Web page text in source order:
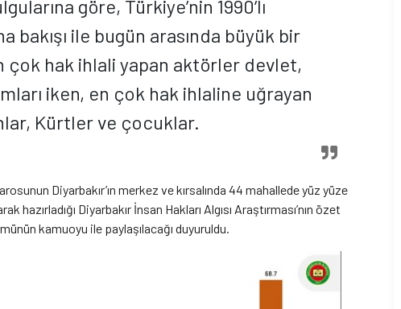
göre, Türkiye’nin 1990’lı
bakışı ile bugün arasında büyük bir
çok hak ihlali yapan aktörler devlet,
iken, en çok hak ihlaline uğrayan
Kürtler ve çocuklar.
Diyarbakır’ın merkez ve kırsalında 44 mahallede yüz yüze
hazırladığı Diyarbakır İnsan Hakları Algısı Araştırması’nın özet
kamuoyu ile paylaşılacağı duyuruldu.